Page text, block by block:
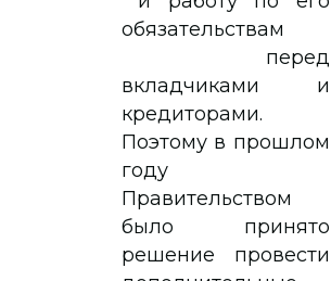
обязательствам
перед
вкладчиками и
кредиторами.
Поэтому в прошлом
году
Правительством
было принято
решение провести